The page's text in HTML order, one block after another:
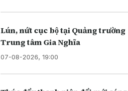
Lún, nứt cục bộ tại Quảng trường
Trung tâm Gia Nghĩa
07-08-2026, 19:00